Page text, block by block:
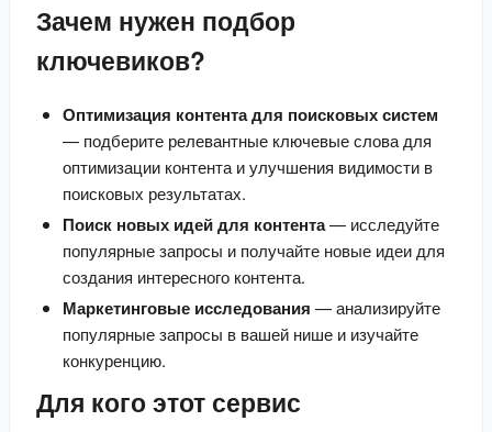
Зачем нужен подбор
ключевиков?
Оптимизация контента для поисковых систем
— подберите релевантные ключевые слова для
оптимизации контента и улучшения видимости в
поисковых результатах.
Поиск новых идей для контента— исследуйте
популярные запросы и получайте новые идеи для
создания интересного контента.
Маркетинговые исследования — анализируйте
популярные запросы в вашей нише и изучайте
конкуренцию.
Для кого этот сервис